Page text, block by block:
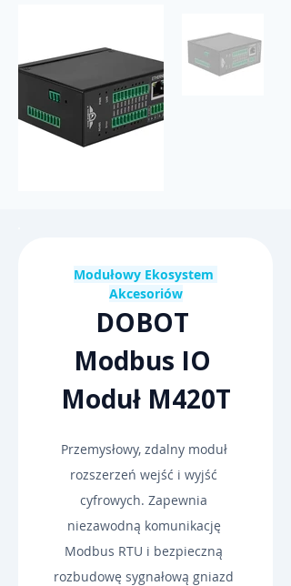
Modułowy Ekosystem
Akcesoriów
DOBOT
Modbus IO
Moduł M420T
Przemysłowy, zdalny moduł
rozszerzeń wejść i wyjść
cyfrowych. Zapewnia
niezawodną komunikację
Modbus RTU i bezpieczną
rozbudowę sygnałową gniazd